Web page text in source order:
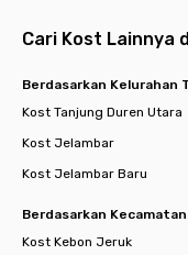
- Trisakti (FK) 0.65 km
- Ukrida 2.7 km
Pusat Perbelanjaan
- Mall Taman Anggrek
- Citraland 3.3 km
- Neo Soho 2.8 km
Cari Kost Lainnya
Berdasarkan Kelurahan
Kost Tanjung Duren Utara
Kost Jelambar
Kost Jelambar Baru
Berdasarkan
Kost Kebon Jeruk